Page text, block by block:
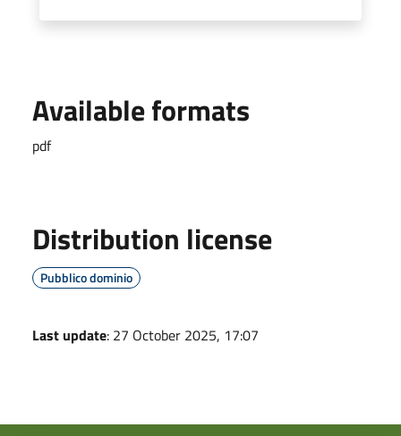
Available formats
pdf
Distribution license
Pubblico dominio
Last update: 27 October 2025, 17:07